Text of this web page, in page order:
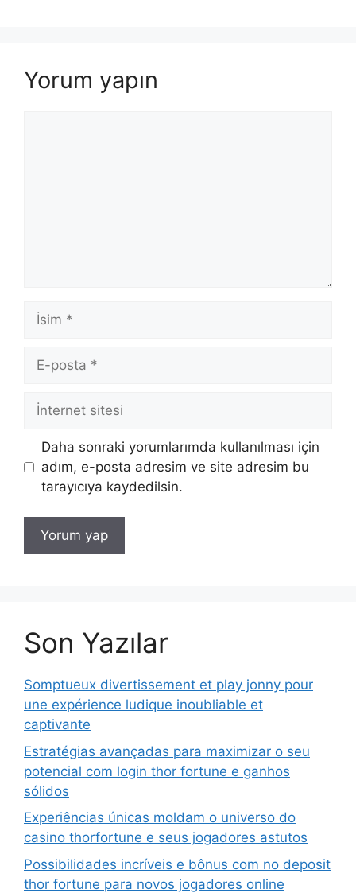
Yorum yapın
İsim
posta
İnternet
sitesi
Daha sonraki yorumlarımda kullanılması için
adım, e-posta adresim ve site adresim bu
tarayıcıya kaydedilsin.
Son Yazılar
Somptueux divertissement et play jonny pour
une expérience ludique inoubliable et
captivante
Estratégias avançadas para maximizar o seu
potencial com login thor fortune e ganhos
sólidos
Experiências únicas moldam o universo do
casino thorfortune e seus jogadores astutos
Possibilidades incríveis e bônus com no deposit
thor fortune para novos jogadores online